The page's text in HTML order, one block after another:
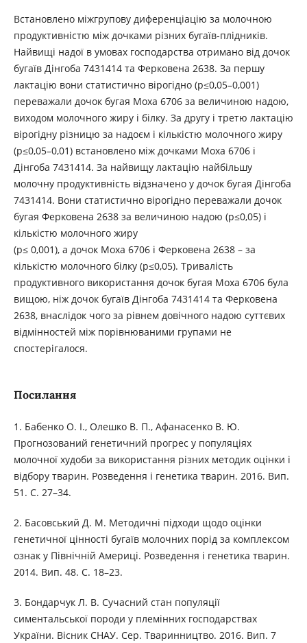
Встановлено міжгрупову диференціацію за молочною
продуктивністю між дочками різних бугаїв-плідників.
Найвищі надої в умовах господарства отримано від дочок
бугаїв Дінгоба 7431414 та Ферковена 2638. За першу
лактацію вони статистично вірогідно (р≤0,05–0,001)
переважали дочок бугая Моха 6706 за величиною надою,
виходом молочного жиру і білку. За другу і третю лактацію
вірогідну різницю за надоєм і кількістю молочного жиру
(р≤0,05–0,01) встановлено між дочками Моха 6706 і
Дінгоба 7431414. За найвищу лактацію найбільшу
молочну продуктивність відзначено у дочок бугая Дінгоба
7431414. Вони статистично вірогідно переважали дочок
бугая Ферковена 2638 за величиною надою (р≤0,05) і
кількістю молочного жиру
(р≤ 0,001), а дочок Моха 6706 і Ферковена 2638 – за
кількістю молочного білку (р≤0,05). Тривалість
продуктивного використання дочок бугая Моха 6706 була
вищою, ніж дочок бугаїв Дінгоба 7431414 та Ферковена
2638, внаслідок чого за рівнем довічного надою суттєвих
відмінностей між порівнюваними групами не
спостерігалося.
Посилання
1. Бабенко О. І., Олешко В. П., Афанасенко В. Ю.
Прогнозований генетичний прогрес у популяціях
молочної худоби за використання різних методик оцінки і
відбору тварин. Розведення і генетика тварин. 2016. Вип.
51. С. 27–34.
2. Басовський Д. М. Методичні підходи щодо оцінки
генетичної цінності бугаїв молочних порід за комплексом
ознак у Північній Америці. Розведення і генетика тварин.
2014. Вип. 48. С. 18–23.
3. Бондарчук Л. В. Сучасний стан популяції
симентальської породи у племінних господарствах
України. Вісник СНАУ. Сер. Тваринництво. 2016. Вип. 7